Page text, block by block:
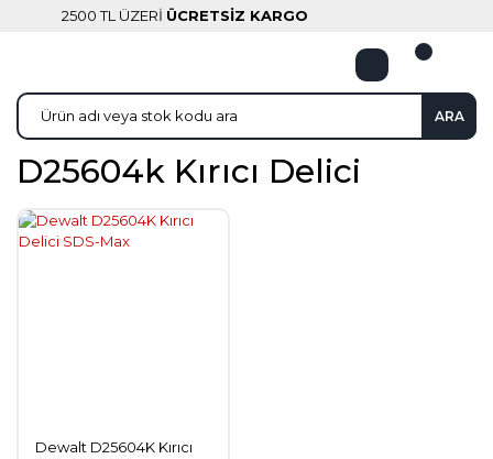
2500 TL ÜZERİ ÜCRETSİZ KARGO
ARA
D25604k Kırıcı Delici
Dewalt D25604K Kırıcı